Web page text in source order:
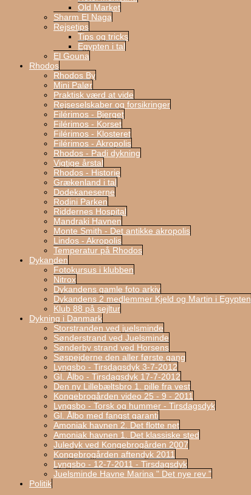
Old Market
Sharm El Naga
Rejsetips
Tips og tricks
Egypten i tal
El Gouna
Rhodos
Rhodos By
Mini Palør
Praktisk værd at vide
Rejseselskaber og forsikringer
Filérimos - Bjerget
Filérimos - Korset
Filérimos - Klosteret
Filérimos - Akropolis
Rhodos - Padi dykning
Vigtige årstal
Rhodos - Historie
Grækenland i tal
Dodekaneserne
Rodini Parken
Riddernes Hospital
Mandraki Havnen
Monte Smith - Det antikke akropolis
Lindos - Akropolis
Temperatur på Rhodos
Dykanden
Fotokursus i klubben
Nitrox
Dykandens gamle foto arkiv
Dykandens 2 medlemmer Kjeld og Martin i Egypten
Klub 88 på sejltur
Dykning i Danmark
Storstranden ved juelsminde
Sønderstrand ved Juelsminde
Sønderby strand ved Horsens
Søspejderne den aller første gang
Lyngsbo - Tirsdagsdyk 3-7-2012
Gl. Ålbo - Tirsdagsdyk 17-7-2012
Den ny Lillebæltsbro 1. pille fra vest
Kongebrogården video 25 - 9 - 2011
Lyngsbo - Torsk og hummer - Tirsdagsdyk
Gl. Ålbo med fangst garanti
Amoniak havnen 2. Det flotte net
Amoniak havnen 1. Det klassiske sted
Juledyk ved Kongebrogården 2007
Kongebrogården aftendyk 2011
Lyngsbo - 12-7-2011 - Tirsdagsdyk
Juelsminde Havne Marina " Det nye rev "
Politik